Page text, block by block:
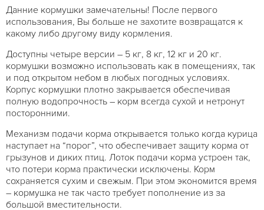
Данние кормушки замечательны! После первого
использования, Вы больше не захотите возвращатся к
какому либо другому виду кормления.
Доступны четыре версии – 5 кг, 8 кг, 12 кг и 20 кг.
кормушки возможно использовать как в помещениях, так
и под открытом небом в любых погодных условиях.
Корпус кормушки плотно закрывается обеспечивая
полную водопрочность – корм всегда сухой и нетронут
посторонними.
Механизм подачи корма открывается только когда курица
наступает на “порог”, что обеспечивает защиту корма от
грызунов и диких птиц. Лоток подачи корма устроен так,
что потери корма практически исключены. Корм
сохраняется сухим и свежым. При этом экономится время
– кормушка не так часто требует пополнение из за
большой вместительности.